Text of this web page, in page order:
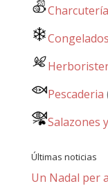
Charcutería
Congelados
Pescaderia
Salazones
Últimas noticias
Un Nadal per